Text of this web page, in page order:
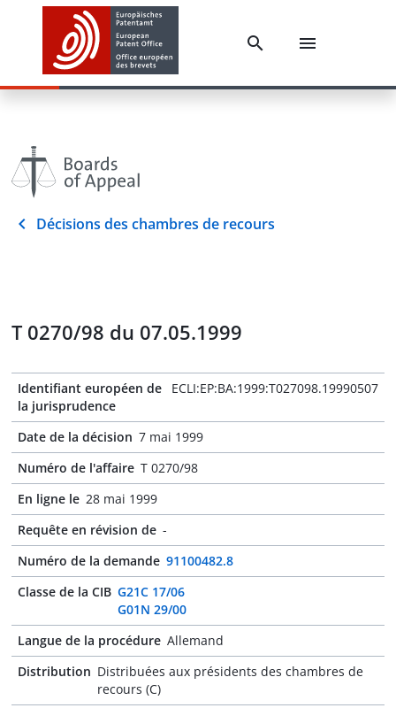
Décisions des chambres de recours
T 0270/98 du 07.05.1999
Identifiant européen de
la jurisprudence
ECLI:EP:BA:1999:T027098.19990507
Date de la décision 7 mai 1999
Numéro de l'affaire T 0270/98
En ligne le 28 mai 1999
Requête en révision de -
Numéro de la demande 91100482.8
Classe de la CIB G21C 17/06
G01N 29/00
Langue de la procédure Allemand
Distribution Distribuées aux présidents des chambres de
recours (C)